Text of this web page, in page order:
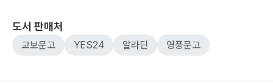
도서 판매처
교보문고 YES24 알라딘 영풍문고